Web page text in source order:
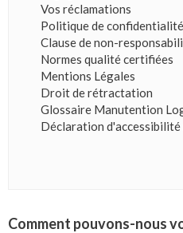
Comment pouvons-nous
Vos réclamations
Politique de confidentialité
Clause de non-
Normes qualité certifiées
Mentions Légales
Droit de rétractation
Glossaire Manutention
Déclaration d'accessibilité